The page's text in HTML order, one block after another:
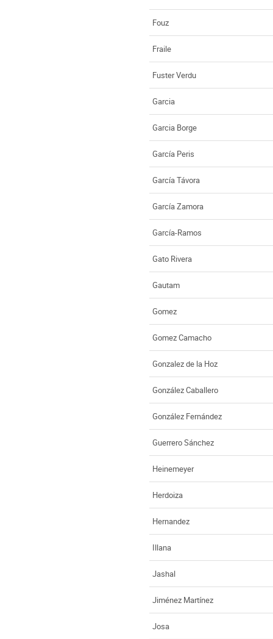
Fouz
Fraile
Fuster Verdu
Garcia
Garcia Borge
García Peris
García Távora
García Zamora
García-Ramos
Gato Rivera
Gautam
Gomez
Gomez Camacho
Gonzalez de la Hoz
González Caballero
González Fernández
Guerrero Sánchez
Heinemeyer
Herdoiza
Hernandez
Illana
Jashal
Jiménez Martínez
Josa